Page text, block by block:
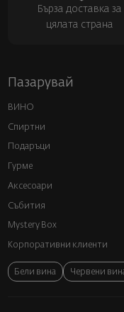
Бърза доставка за
цялата страна
Пазарувай
ВИНО
Спиртни
Подаръци
Гурме
Аксесоари
Събития
Mystery Box
Корпоративни клиенти
Бели вина Червени